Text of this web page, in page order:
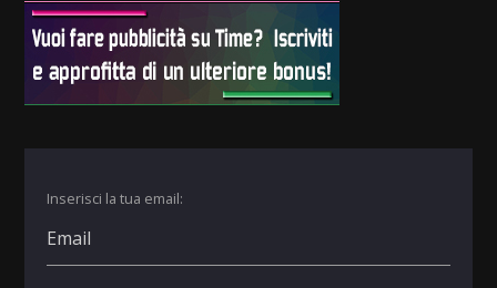
Inserisci la tua email: